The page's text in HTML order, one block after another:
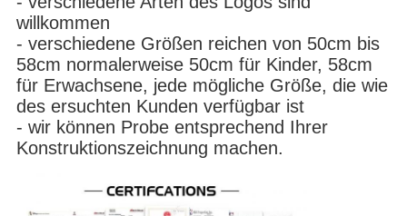
willkommen
- verschiedene Größen reichen von 50cm bis
58cm normalerweise 50cm für Kinder, 58cm
für Erwachsene, jede mögliche Größe, die wie
des ersuchten Kunden verfügbar ist
- wir können Probe entsprechend Ihrer
Konstruktionszeichnung machen.